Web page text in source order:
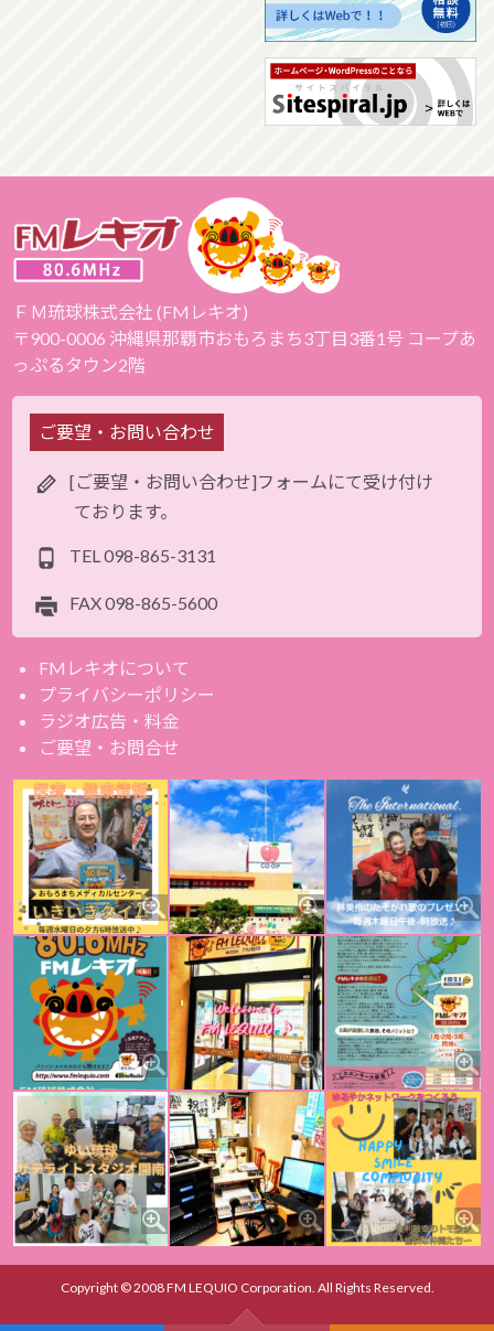
ＦＭ琉球株式会社 (FMレキオ)
〒900-0006 沖縄県那覇市おもろまち3丁目3番1号 コープあ
っぷるタウン2階
ご要望・お問い合わせ
[ご要望・お問い合わせ]フォームにて受け付け
ております。
TEL098-865-3131
FAX098-865-5600
FMレキオについて
プライバシーポリシー
ラジオ広告・料金
ご要望・お問合せ
Copyright © 2008 FM LEQUIO Corporation. All Rights Reserved.